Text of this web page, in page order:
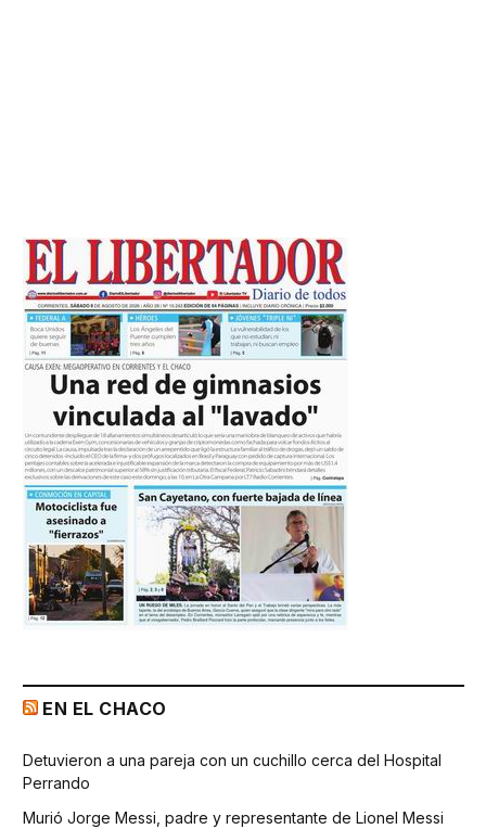
EN EL CHACO
Detuvieron a una pareja con un cuchillo cerca del Hospital
Perrando
Murió Jorge Messi, padre y representante de Lionel Messi